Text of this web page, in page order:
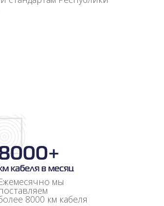
кабеля в месяц
мы
8000 км кабеля